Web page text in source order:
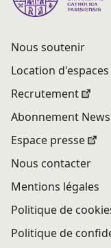
Nous soutenir
Location d'espaces
Recrutement
Abonnement
Espace presse
Nous contacter
Mentions légales
Politique de
Politique de